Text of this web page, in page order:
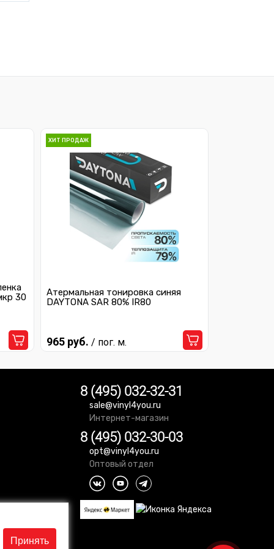
30
ХИТ ПРОДАЖ
Атермальная тонировка синяя
DAYTONA SAR 80% IR80
965 руб. / пог. м.
8 (495) 032-32-31
sale@vinyl4you.ru
Интернет-магазин
8 (495) 032-30-03
opt@vinyl4you.ru
Оптовый отдел
Принять